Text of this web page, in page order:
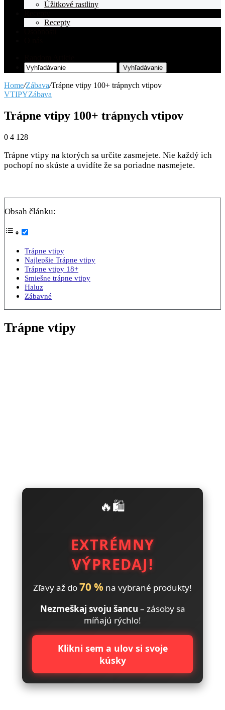
Úžitkové rastliny
Recepty
Vyhľadávanie
Home/Zábava/Trápne vtipy 100+ trápnych vtipov
VTIPYZábava
Trápne vtipy 100+ trápnych vtipov
0 4 128
Trápne vtipy na ktorých sa určite zasmejete. Nie každý ich
pochopí no skúste a uvidíte že sa poriadne nasmejete.
Obsah článku:
Trápne vtipy
Najlepšie Trápne vtipy
Trápne vtipy 18+
Smiešne trápne vtipy
Haluz
Zábavné
Trápne vtipy
🔥🛍️
EXTRÉMNY
VÝPREDAJ!
Zľavy až do70 % na vybrané produkty!
Nezmeškaj svoju šancu – zásoby sa
míňajú rýchlo!
Klikni sem a ulov si svoje
kúsky